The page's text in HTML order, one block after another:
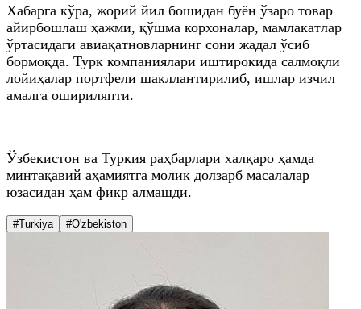
Хабарга кўра, жорий йил бошидан буён ўзаро товар
айирбошлаш ҳажми, қўшма корхоналар, мамлакатлар
ўртасидаги авиақатновларнинг сони жадал ўсиб
бормоқда. Турк компаниялари иштирокида салмоқли
лойиҳалар портфели шакллантирилиб, ишлар изчил
амалга ошириляпти.
Ўзбекистон ва Туркия раҳбарлари халқаро ҳамда
минтақавий аҳамиятга молик долзарб масалалар
юзасидан ҳам фикр алмашди.
#Turkiya #O'zbekiston